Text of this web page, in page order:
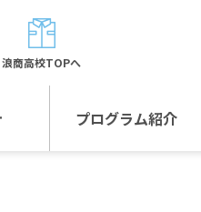
プログラム紹介
浪商高校TOPへ